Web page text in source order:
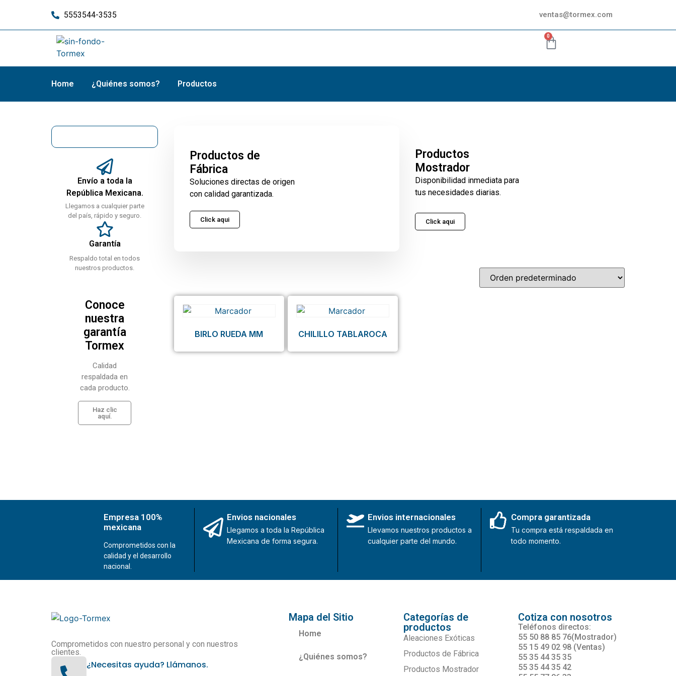
5553544-3535 ventas@tormex.com
0
Home ¿Quiénes somos? Productos
Envío a toda la
República Mexicana.
Llegamos a cualquier parte
del país, rápido y seguro.
Garantía
Respaldo total en todos
nuestros productos.
Conoce
nuestra
garantía
Tormex
Calidad
respaldada en
cada producto.
Haz clic
aquí.
Productos de
Fábrica
Soluciones directas de origen
con calidad garantizada.
Click aqui
Productos
Mostrador
Disponibilidad inmediata para
tus necesidades diarias.
Click aqui
BIRLO RUEDA MM CHILILLO TABLAROCA
Empresa 100%
mexicana
Comprometidos con la
calidad y el desarrollo
nacional.
Envios nacionales
Llegamos a toda la República
Mexicana de forma segura.
Envios internacionales
Llevamos nuestros productos a
cualquier parte del mundo.
Compra garantizada
Tu compra está respaldada en
todo momento.
Comprometidos con nuestro personal y con nuestros
clientes.
¿Necesitas ayuda? Llámanos.
Mapa del Sitio
Home
¿Quiénes somos?
Categorías de
productos
Aleaciones Exóticas
Productos de Fábrica
Productos Mostrador
Cotiza con nosotros
Teléfonos directos:
55 50 88 85 76(Mostrador)
55 15 49 02 98 (Ventas)
55 35 44 35 35
55 35 44 35 42